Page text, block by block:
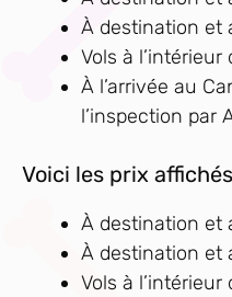
À destination et
Vols à
À l’arrivée au
l’inspection par
Voici les prix
À destination et
À destination et
Vols à